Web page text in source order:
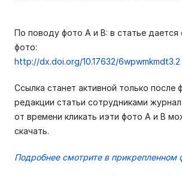
По поводу фото А и В: в статье дается
фото:
http://dx.doi.org/10.17632/6wpwmkmdt3.2
Ссылка станет активной только после
редакции статьи сотрудниками
от времени кликать иэти фото А и В
скачать.
Подробнее смотрите в прикрепленном